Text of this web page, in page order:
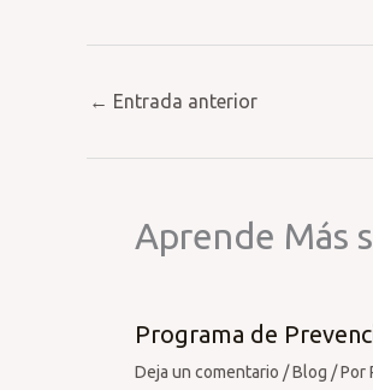
← Entrada anterior
Aprende Más
Programa de
Deja un comentario /Blog / Por